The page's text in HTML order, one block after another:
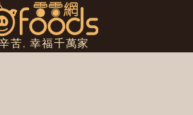
苦, 幸福千萬家